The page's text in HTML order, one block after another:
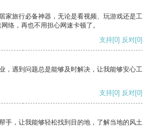
家旅行必备神器，无论是看视频、玩游戏还是工
络，再也不用担心网速卡顿了。
支持[0] 反对[0]
，遇到问题总是能够及时解决，让我能够安心工
支持[0] 反对[0]
手，让我能够轻松找到目的地，了解当地的风土